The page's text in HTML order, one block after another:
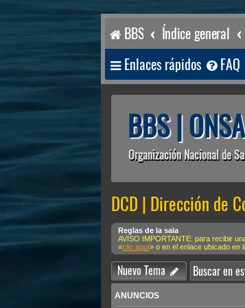
BBS Índice general
Enlaces rápidos FAQ
BBS |
Organización Nacional de
DCD | Dirección de
Reglas de la sala
AVISO IMPORTANTE: para recibir
«clic aquí» o en el enlace ubicado en
Nuevo Tema
ANUNCIOS